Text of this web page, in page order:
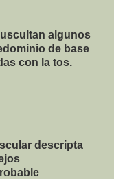
algunos
de base
con la tos.
descripta